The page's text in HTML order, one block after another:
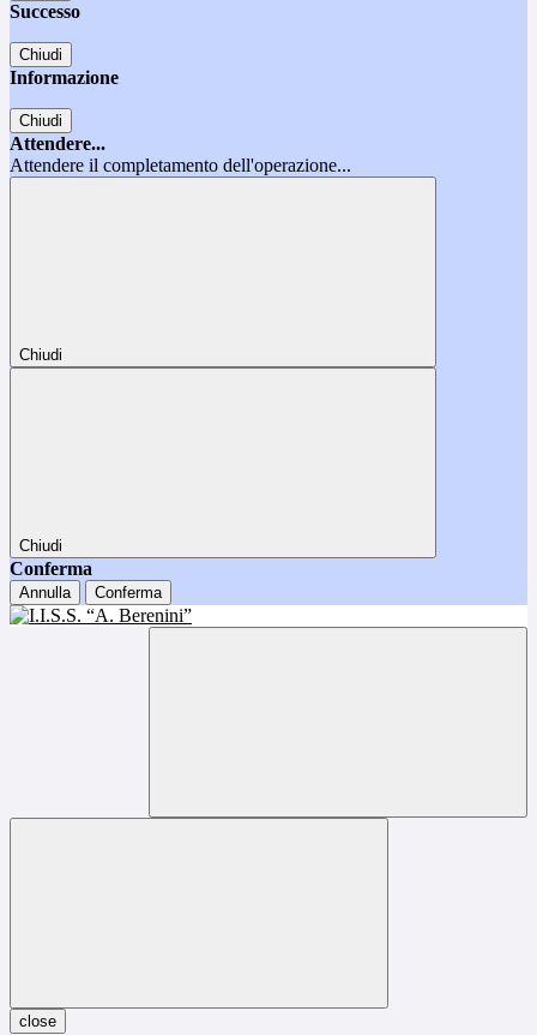
Successo
Chiudi
Informazione
Chiudi
Attendere...
Attendere il completamento dell'operazione...
Chiudi
Chiudi
Conferma
Annulla Conferma
close